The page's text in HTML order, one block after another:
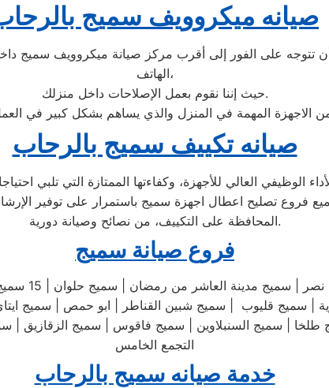
صيانه ميكروويف سميج
على الفور إلى أقرب مركز صيانة ميكروويف سميج
الهاتف،
حيث إننا نقوم بعمل الإصلاحات داخل منزلك.
من الاجهزة المهمة في المنزل والذي يساهم بشكل كبير في
صيانه تكييف سميج بالرحاب
العالي للأجهزة، وكفاءتها الممتازة التي تلبي
فروع تصليح اعطال اجهزة سميج باستمرار على توفير
المحافظة على التكييف، من نصائح وصيانة دورية.
فروع صيانة سميج
سميج
| سميج السنبلاوين | سميج فاقوس | سميج الزقازيق |
التجمع الخامس
خدمة صيانه سميج بالرحاب